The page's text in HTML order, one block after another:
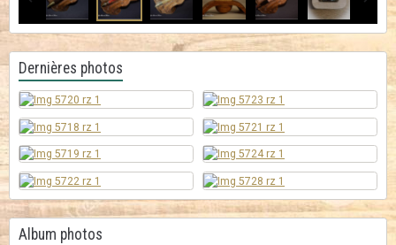
Dernières photos
Album photos